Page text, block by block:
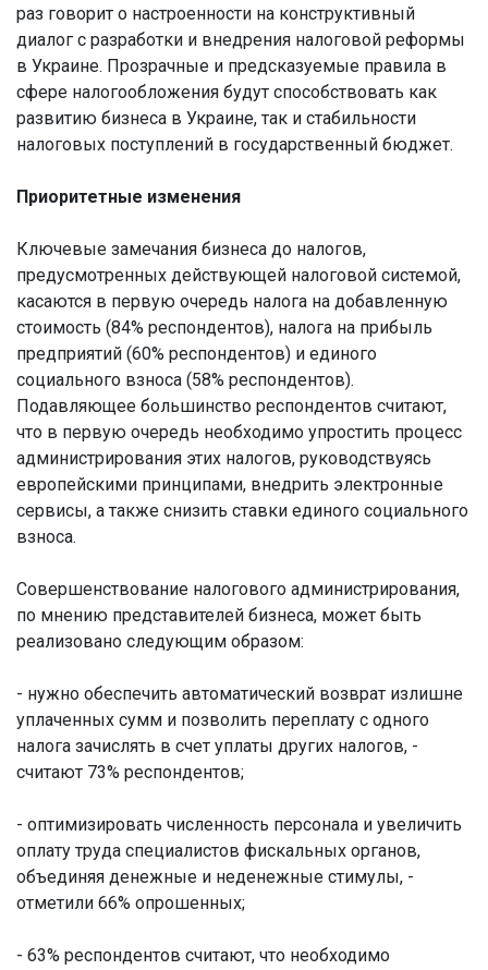
раз говорит о настроенности на конструктивный
диалог с разработки и внедрения налоговой реформы
в Украине. Прозрачные и предсказуемые правила в
сфере налогообложения будут способствовать как
развитию бизнеса в Украине, так и стабильности
налоговых поступлений в государственный бюджет.
Приоритетные изменения
Ключевые замечания бизнеса до налогов,
предусмотренных действующей налоговой системой,
касаются в первую очередь налога на добавленную
стоимость (84% респондентов), налога на прибыль
предприятий (60% респондентов) и единого
социального взноса (58% респондентов).
Подавляющее большинство респондентов считают,
что в первую очередь необходимо упростить процесс
администрирования этих налогов, руководствуясь
европейскими принципами, внедрить электронные
сервисы, а также снизить ставки единого социального
взноса.
Совершенствование налогового администрирования,
по мнению представителей бизнеса, может быть
реализовано следующим образом:
- нужно обеспечить автоматический возврат излишне
уплаченных сумм и позволить переплату с одного
налога зачислять в счет уплаты других налогов, -
считают 73% респондентов;
- оптимизировать численность персонала и увеличить
оплату труда специалистов фискальных органов,
объединяя денежные и неденежные стимулы, -
отметили 66% опрошенных;
- 63% респондентов считают, что необходимо